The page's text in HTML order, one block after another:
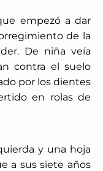
empezó a dar
de la
De niña veía
contra el suelo
por los dientes
en rolas de
y una hoja
a sus siete años